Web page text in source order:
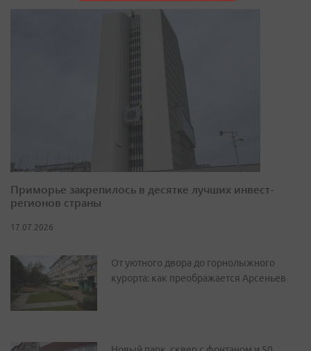
Приморье закрепилось в десятке лучших инвест-
регионов страны
17.07.2026
От уютного двора до горнолыжного
курорта: как преображается Арсеньев